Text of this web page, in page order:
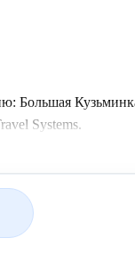
Большая
Systems.